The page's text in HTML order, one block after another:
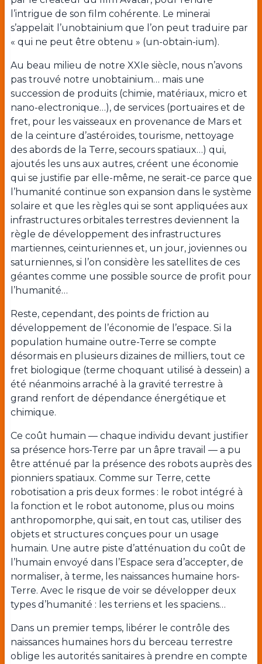
l’intrigue de son film cohérente. Le minerai
s’appelait l’unobtainium que l’on peut traduire par
« qui ne peut être obtenu » (un-obtain-ium).
Au beau milieu de notre XXIe siècle, nous n’avons
pas trouvé notre unobtainium… mais une
succession de produits (chimie, matériaux, micro et
nano-electronique…), de services (portuaires et de
fret, pour les vaisseaux en provenance de Mars et
de la ceinture d’astéroïdes, tourisme, nettoyage
des abords de la Terre, secours spatiaux…) qui,
ajoutés les uns aux autres, créent une économie
qui se justifie par elle-même, ne serait-ce parce que
l’humanité continue son expansion dans le système
solaire et que les règles qui se sont appliquées aux
infrastructures orbitales terrestres deviennent la
règle de développement des infrastructures
martiennes, ceinturiennes et, un jour, joviennes ou
saturniennes, si l’on considère les satellites de ces
géantes comme une possible source de profit pour
l’humanité…
Reste, cependant, des points de friction au
développement de l’économie de l’espace. Si la
population humaine outre-Terre se compte
désormais en plusieurs dizaines de milliers, tout ce
fret biologique (terme choquant utilisé à dessein) a
été néanmoins arraché à la gravité terrestre à
grand renfort de dépendance énergétique et
chimique.
Ce coût humain — chaque individu devant justifier
sa présence hors-Terre par un âpre travail — a pu
être atténué par la présence des robots auprès des
pionniers spatiaux. Comme sur Terre, cette
robotisation a pris deux formes : le robot intégré à
la fonction et le robot autonome, plus ou moins
anthropomorphe, qui sait, en tout cas, utiliser des
objets et structures conçues pour un usage
humain. Une autre piste d’atténuation du coût de
l’humain envoyé dans l’Espace sera d’accepter, de
normaliser, à terme, les naissances humaine hors-
Terre. Avec le risque de voir se développer deux
types d’humanité : les terriens et les spaciens…
Dans un premier temps, libérer le contrôle des
naissances humaines hors du berceau terrestre
oblige les autorités sanitaires à prendre en compte